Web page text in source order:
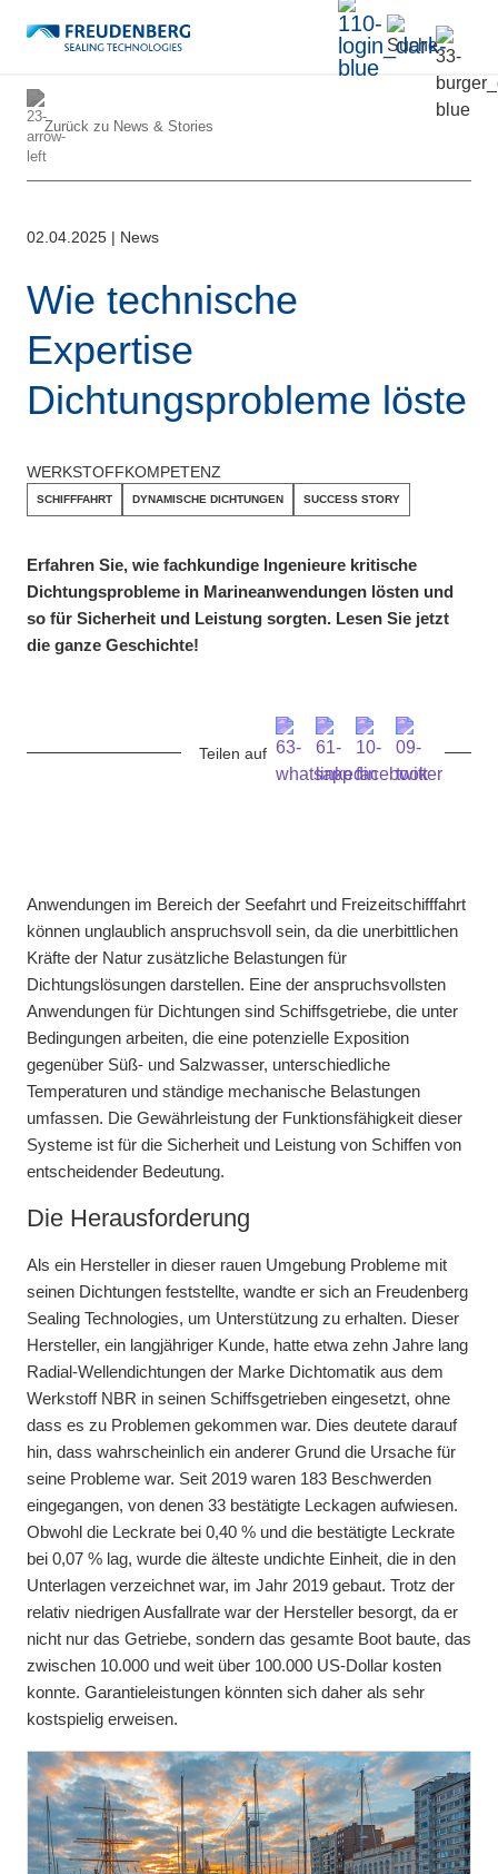
Zurück zu News & Stories
02.04.2025 | News
Wie technische
Expertise
Dichtungsprobleme löste
WERKSTOFFKOMPETENZ
SCHIFFFAHRT DYNAMISCHE DICHTUNGEN SUCCESS STORY
Erfahren Sie, wie fachkundige Ingenieure kritische
Dichtungsprobleme in Marineanwendungen lösten und
so für Sicherheit und Leistung sorgten. Lesen Sie jetzt
die ganze Geschichte!
Teilen auf
Anwendungen im Bereich der Seefahrt und Freizeitschifffahrt
können unglaublich anspruchsvoll sein, da die unerbittlichen
Kräfte der Natur zusätzliche Belastungen für
Dichtungslösungen darstellen. Eine der anspruchsvollsten
Anwendungen für Dichtungen sind Schiffsgetriebe, die unter
Bedingungen arbeiten, die eine potenzielle Exposition
gegenüber Süß- und Salzwasser, unterschiedliche
Temperaturen und ständige mechanische Belastungen
umfassen. Die Gewährleistung der Funktionsfähigkeit dieser
Systeme ist für die Sicherheit und Leistung von Schiffen von
entscheidender Bedeutung.
Die Herausforderung
Als ein Hersteller in dieser rauen Umgebung Probleme mit
seinen Dichtungen feststellte, wandte er sich an Freudenberg
Sealing Technologies, um Unterstützung zu erhalten. Dieser
Hersteller, ein langjähriger Kunde, hatte etwa zehn Jahre lang
Radial-Wellendichtungen der Marke Dichtomatik aus dem
Werkstoff NBR in seinen Schiffsgetrieben eingesetzt, ohne
dass es zu Problemen gekommen war. Dies deutete darauf
hin, dass wahrscheinlich ein anderer Grund die Ursache für
seine Probleme war. Seit 2019 waren 183 Beschwerden
eingegangen, von denen 33 bestätigte Leckagen aufwiesen.
Obwohl die Leckrate bei 0,40 % und die bestätigte Leckrate
bei 0,07 % lag, wurde die älteste undichte Einheit, die in den
Unterlagen verzeichnet war, im Jahr 2019 gebaut. Trotz der
relativ niedrigen Ausfallrate war der Hersteller besorgt, da er
nicht nur das Getriebe, sondern das gesamte Boot baute, das
zwischen 10.000 und weit über 100.000 US-Dollar kosten
konnte. Garantieleistungen könnten sich daher als sehr
kostspielig erweisen.